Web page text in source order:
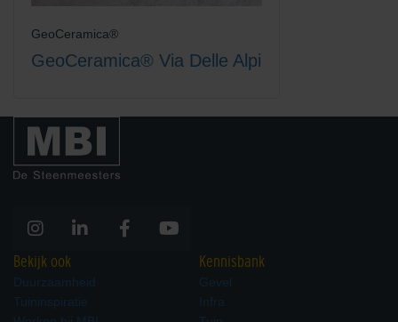
GeoCeramica®
GeoCeramica® Via Delle Alpi
Bekijk ook
Duurzaamheid
Tuininspiratie
Kennisbank
Gevel
Infra